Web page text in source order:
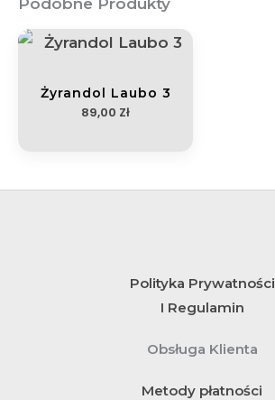
Podobne Produkty
Żyrandol Laubo 3
89,00 Zł
Polityka Prywatności
I Regulamin
Obsługa Klienta
Metody płatności